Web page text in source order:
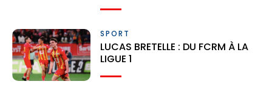
SPORT
LUCAS BRETELLE : DU FCRM À LA
LIGUE 1